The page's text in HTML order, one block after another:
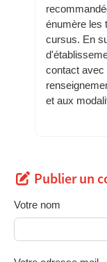
énumère les
cursus. En
contact avec
et aux
Publier un
Votre nom